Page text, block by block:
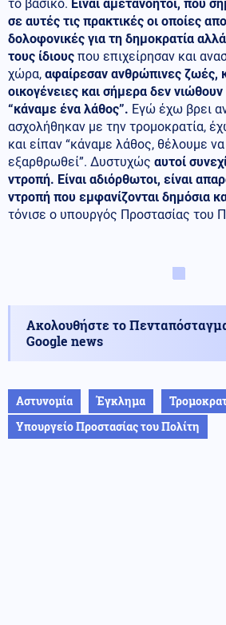
το βασικό. Είναι αμετανόητοι, που
σε αυτές τις πρακτικές οι οποίες
δολοφονικές για τη δημοκρατία
τους ίδιους που επιχείρησαν και
χώρα, αφαίρεσαν ανθρώπινες ζωές,
οικογένειες και σήμερα δεν
“κάναμε ένα λάθος”. Εγώ έχω βρει
ασχολήθηκαν με την τρομοκρατία,
και είπαν “κάναμε λάθος, θέλουμε
εξαρθρωθεί”. Δυστυχώς αυτοί
ντροπή. Είναι αδιόρθωτοι, είναι
ντροπή που εμφανίζονται δημόσια
τόνισε ο υπουργός Προστασίας του
Ακολουθήστε το
Google news
Αστυνομία Έγκλημα
Υπουργείο Προστασίας του Πολίτη